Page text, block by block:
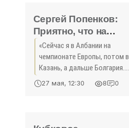
CNN «ушли в отпуск», но
более полусотни
медийщиков
Сергей Попенков:
Приятно, что на
Крым равняются! -
«Спорт Крыма»
«Сейчас я в Албании на
чемпионате Европы, потом в
Казань, а дальше Болгария.
Там тоже Европа, уже
первенство среди 17-
пообщаться». Главный
27 мая, 12:30 8 0